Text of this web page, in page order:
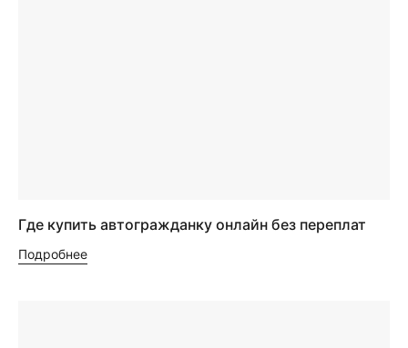
Где купить автогражданку онлайн без переплат
Подробнее